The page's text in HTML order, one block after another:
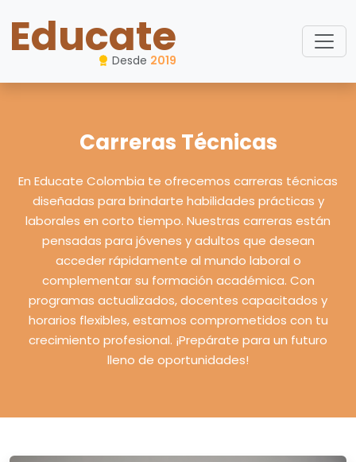
Educate
Desde 2019
Carreras Técnicas
En Educate Colombia te ofrecemos carreras técnicas
diseñadas para brindarte habilidades prácticas y
laborales en corto tiempo. Nuestras carreras están
pensadas para jóvenes y adultos que desean
acceder rápidamente al mundo laboral o
complementar su formación académica. Con
programas actualizados, docentes capacitados y
horarios flexibles, estamos comprometidos con tu
crecimiento profesional. ¡Prepárate para un futuro
lleno de oportunidades!